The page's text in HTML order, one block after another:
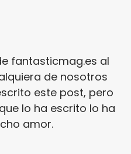
fantasticmag.es al
de nosotros
este post, pero
lo ha escrito lo ha
amor.